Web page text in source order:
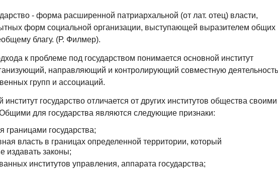
- форма расширенной патриархальной (от лат. отец) власти,
форм социальной организации, выступающей выразителем общих
благу. (Р. Филмер).
к проблеме под государством понимается основной институт
направляющий и контролирующий совместную
групп и ассоциаций.
институт государство отличается от других институтов общества своими
для государства являются следующие признаки:
границами государства;
власть в границах определенной территории, который
издавать законы;
институтов управления, аппарата государства;